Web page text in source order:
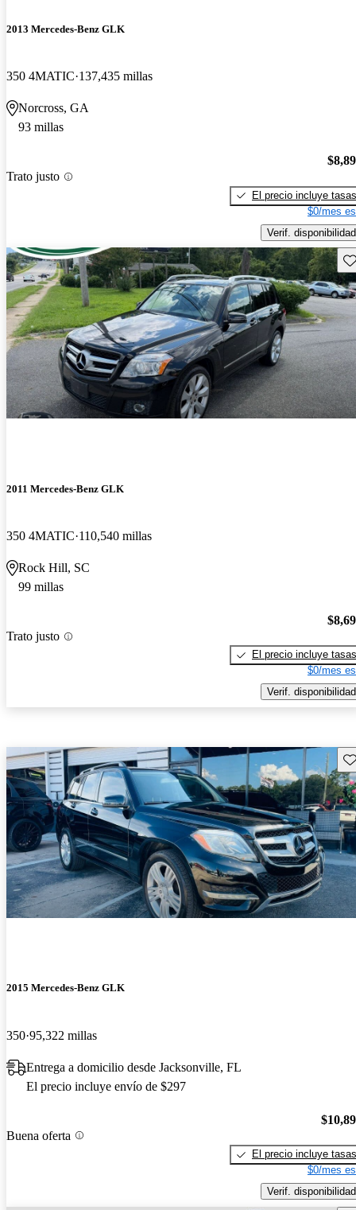
2013 Mercedes-Benz GLK
350 4MATIC 137,435 millas
Norcross, GA
93 millas
Trato justo
El precio incluye tasas
$0/mes
Verif. disponibilidad
2011 Mercedes-Benz GLK
350 4MATIC 110,540 millas
Rock Hill, SC
99 millas
Trato justo
El precio incluye tasas
$0/mes
Verif. disponibilidad
2015 Mercedes-Benz GLK
350 95,322 millas
Entrega a domicilio desde Jacksonville, FL
El precio incluye envío de $297
Buena oferta
El precio incluye tasas
$0/mes
Verif. disponibilidad